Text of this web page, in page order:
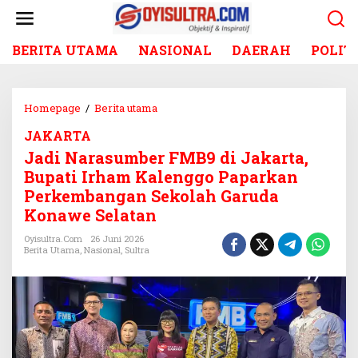
BERITA UTAMA NASIONAL DAERAH
Homepage / Berita utama
i
N
a
r
b
e
r
F
M
JAKARTA
Jadi Narasumber FMB9 di Jakarta,
Bupati Irham Kalenggo Paparkan
Perkembangan Sekolah Garuda
Konawe Selatan
Oyisultra.com
26 Juni 2026
Berita Utama, Nasional, Sultra